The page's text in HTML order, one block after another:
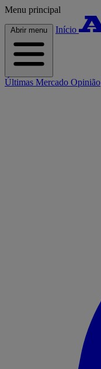
Menu principal
Abrir menu Início
Últimas Mercado Opinião